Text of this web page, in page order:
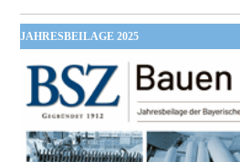
JAHRESBEILAGE 2025